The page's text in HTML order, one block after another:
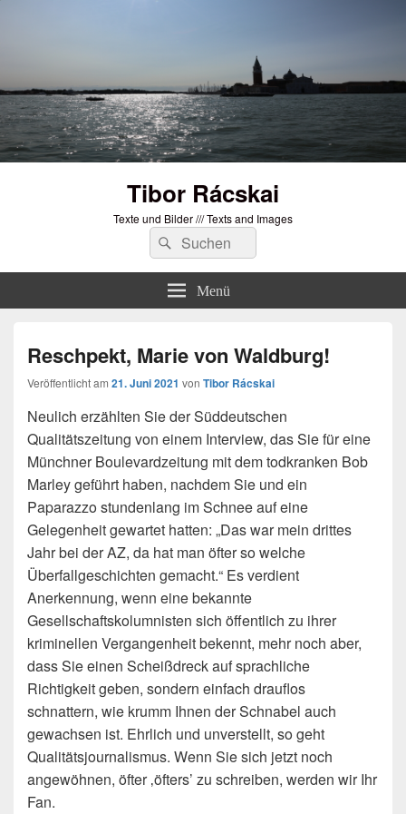
Tibor Rácskai
Texte und Bilder /// Texts and Images
Suchen
nach:
Suchen
Menü
Reschpekt, Marie von Waldburg!
Veröffentlicht am 21. Juni 2021 von Tibor Rácskai
Neulich erzählten Sie der Süddeutschen
Qualitätszeitung von einem Interview, das Sie für eine
Münchner Boulevardzeitung mit dem todkranken Bob
Marley geführt haben, nachdem Sie und ein
Paparazzo stundenlang im Schnee auf eine
Gelegenheit gewartet hatten: „Das war mein drittes
Jahr bei der AZ, da hat man öfter so welche
Überfallgeschichten gemacht.“ Es verdient
Anerkennung, wenn eine bekannte
Gesellschaftskolumnisten sich öffentlich zu ihrer
kriminellen Vergangenheit bekennt, mehr noch aber,
dass Sie einen Scheißdreck auf sprachliche
Richtigkeit geben, sondern einfach drauflos
schnattern, wie krumm Ihnen der Schnabel auch
gewachsen ist. Ehrlich und unverstellt, so geht
Qualitätsjournalismus. Wenn Sie sich jetzt noch
angewöhnen, öfter ‚öfters’ zu schreiben, werden wir Ihr
Fan.